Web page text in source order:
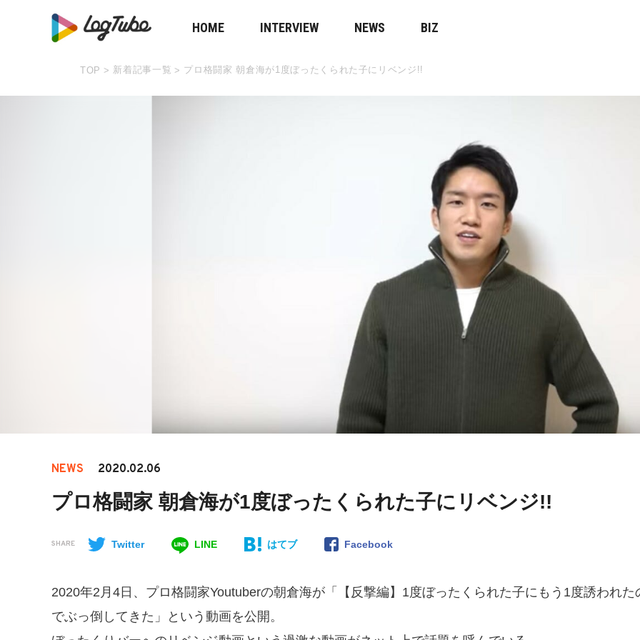
HOME INTERVIEW NEWS BIZ
TOP > 新着記事一覧 > プロ格闘家 朝倉海が1度ぼったくられた子にリベンジ!!
NEWS 2020.02.06
プロ格闘家 朝倉海が1度ぼったくられた子にリベンジ!!
SHARE Twitter LINE はてブ Facebook
2020年2月4日、プロ格闘家Youtuberの朝倉海が「【反撃編】1度ぼったくられた子にもう1度誘われた
でぶっ倒してきた」という動画を公開。